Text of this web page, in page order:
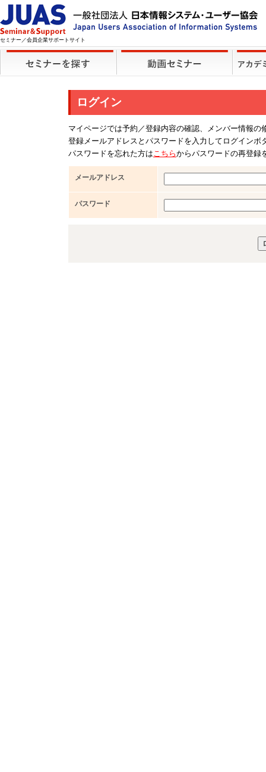
セミナー／会員企業サポートサイト
ログイン
マイページでは予約／登録内容の確認、メンバー情報の
登録メールアドレスとパスワードを入力してログインボ
パスワードを忘れた方はこちらからパスワードの再登録
メールアドレス
パスワード